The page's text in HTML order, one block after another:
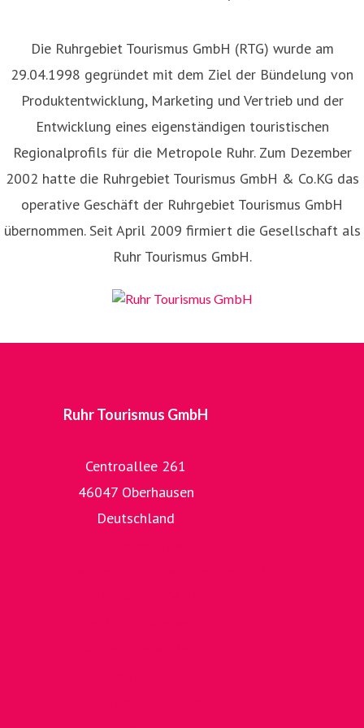
Die Ruhrgebiet Tourismus GmbH (RTG) wurde am
29.04.1998 gegründet mit dem Ziel der Bündelung von
Produktentwicklung, Marketing und Vertrieb und der
Entwicklung eines eigenständigen touristischen
Regionalprofils für die Metropole Ruhr. Zum Dezember
2002 hatte die Ruhrgebiet Tourismus GmbH & Co.KG das
operative Geschäft der Ruhrgebiet Tourismus GmbH
übernommen. Seit April 2009 firmiert die Gesellschaft als
Ruhr Tourismus GmbH.
Ruhr Tourismus GmbH
Centroallee 261
46047 Oberhausen
Deutschland